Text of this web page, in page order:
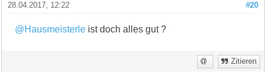
#20
28.04.2017, 12:22
@Hausmeisterle ist doch alles gut ?
Zitieren